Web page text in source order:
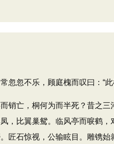
忽不乐，顾庭槐而叹曰：“此
亡，桐何为而半死？昔之三
，比翼巢鸳。临风亭而唳鹤，
匠石惊视，公输眩目。雕镌始